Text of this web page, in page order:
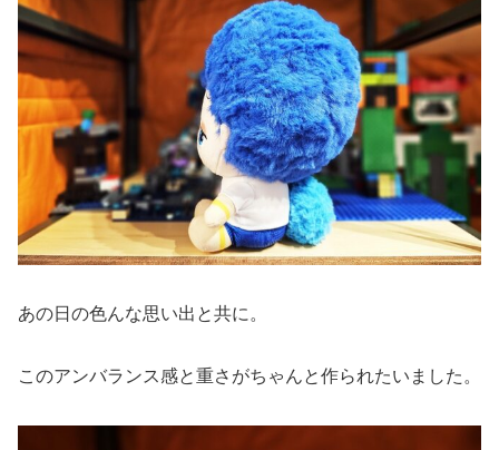
あの日の色んな思い出と共に。
このアンバランス感と重さがちゃんと作られたいました。